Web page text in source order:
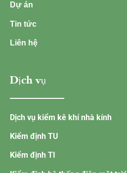
Dự án
Tin tức
Liên hệ
Dịch vụ
Dịch vụ kiểm kê khí nhà kính
Kiểm định TU
Kiểm định TI